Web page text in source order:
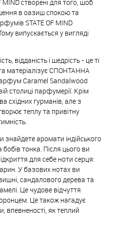
створені для того, щоб
в оазиш спокою та
STATE OF MIND
випускається у вигляді
відданість і щедрість - це ті
та матеріалізує СПОНТАННА
Caramel Sandalwood
столиці парфумерії. Крім
східних гурманів, але з
теплу та привітну
знайдете аромати індійського
тонка. Після цього ви
для себе ноти серця:
У базових нотах ви
сандалового дерева та
Це чудове відчуття
Це також нагадує
впевненості, як теплий